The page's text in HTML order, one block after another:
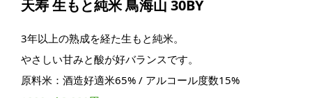
天寿 生もと純米 鳥海山 30BY
3年以上の熟成を経た生もと純米。
やさしい甘みと酸が好バランスです。
原料米：酒造好適米65% / アルコール度数15%